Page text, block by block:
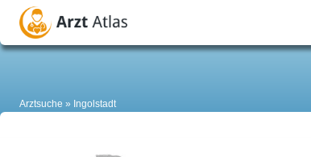
Arztsuche Ingolstadt